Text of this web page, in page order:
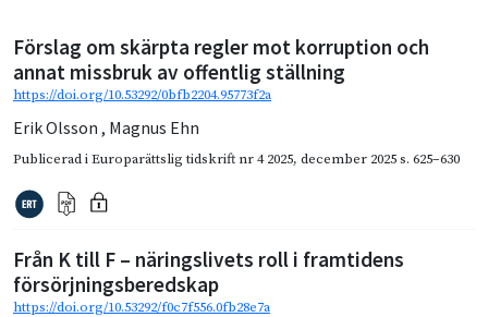
Förslag om skärpta regler mot korruption och
annat missbruk av offentlig ställning
https://doi.org/10.53292/0bfb2204.95773f2a
Erik Olsson , Magnus Ehn
Publicerad iEuroparättslig tidskrift nr 4 2025, december 2025s. 625–630
Från K till F – näringslivets roll i framtidens
försörjningsberedskap
https://doi.org/10.53292/f0c7f556.0fb28e7a